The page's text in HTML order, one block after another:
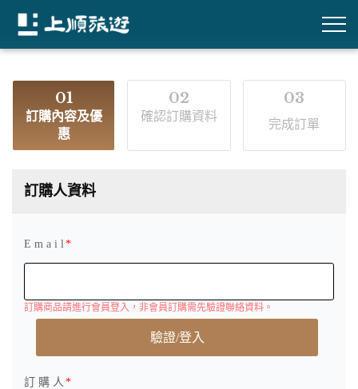
01
訂購內容及優
惠
02
確認訂購資料
03
完成訂單
訂購人資料
E m a i l
訂購商品請進行會員登入，非會員訂購需先驗證聯絡資料。
驗證/登入
訂 購 人